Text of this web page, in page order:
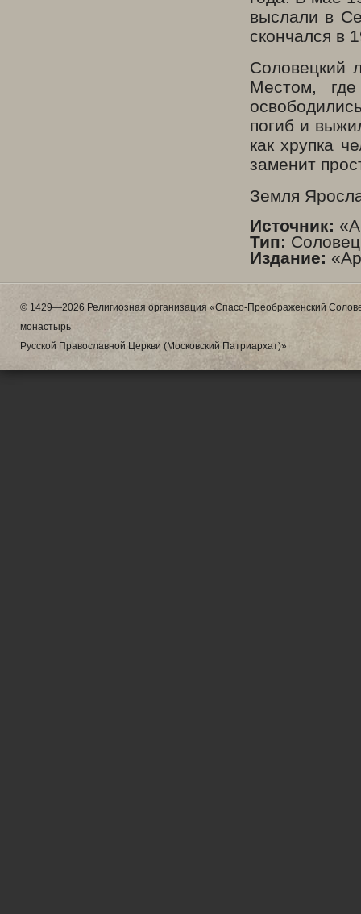
выслали в
скончался в
Соловецкий
Местом,
погиб и
как хрупка
заменит
Земля
Источник:
Тип:
Издание:
© 1429—2026 Религиозная организация «Спасо-Преображенский
монастырь
Русской Православной Церкви (Московский Патриархат)»